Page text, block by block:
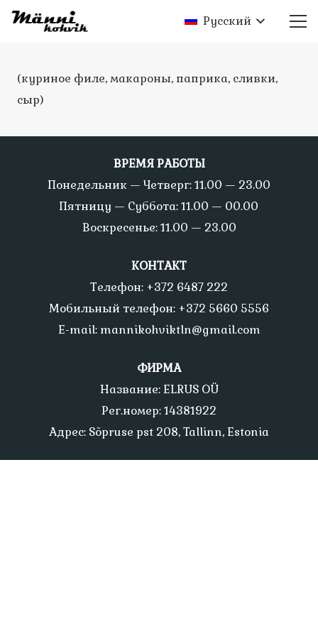
Русский
(куриное филе, макароны, паприка, сливки,
сыр)
ВРЕМЯ РАБОТЫ
Понедельник — Четверг: 11.00 — 23.00
Пятницу — Суббота: 11.00 — 00.00
Воскресенье: 11.00 — 23.00
КОНТАКТ
Телефон: +372 6487 222
Мобильный телефон: +372 5660 5556
E-mail: mannikohviktln@gmail.com
ФИРМА
Название: ELRUS OÜ
Рег.номер: 14381922
Адрес: Sõpruse pst 208, Tallinn, Estonia